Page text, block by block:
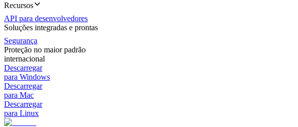
Recursos
API para desenvolvedores
Soluções integradas e prontas
Segurança
Proteção no maior padrão
internacional
Descarregar
para Windows
Descarregar
para Mac
Descarregar
para Linux